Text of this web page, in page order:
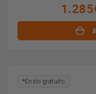
*Envío gratuito